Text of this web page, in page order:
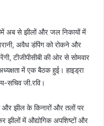
अब से झीलों और जल निकायों में
​​अवैध डंपिंग को रोकने और
टीजीपीसीबी की ओर से सोमवार
में एक बैठक हुई। हाइड्रा
सचिव जी.रवि।
और झील के किनारों और तलों पर
झीलों में औद्योगिक अपशिष्टों और